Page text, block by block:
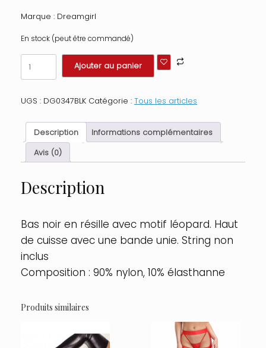
Marque : Dreamgirl
En stock (peut être commandé)
quantité
de
Bas
en
avec
motif
léopard.
Taille
TU
-
Couleur
Noir
Ajouter au panier
UGS : DG0347BLK Catégorie : Tous les articles
Description
Informations complémentaires
Avis (0)
Description
Bas noir en résille avec motif léopard. Haut
de cuisse avec une bande unie. String non
inclus
Composition : 90% nylon, 10% élasthanne
Produits similaires